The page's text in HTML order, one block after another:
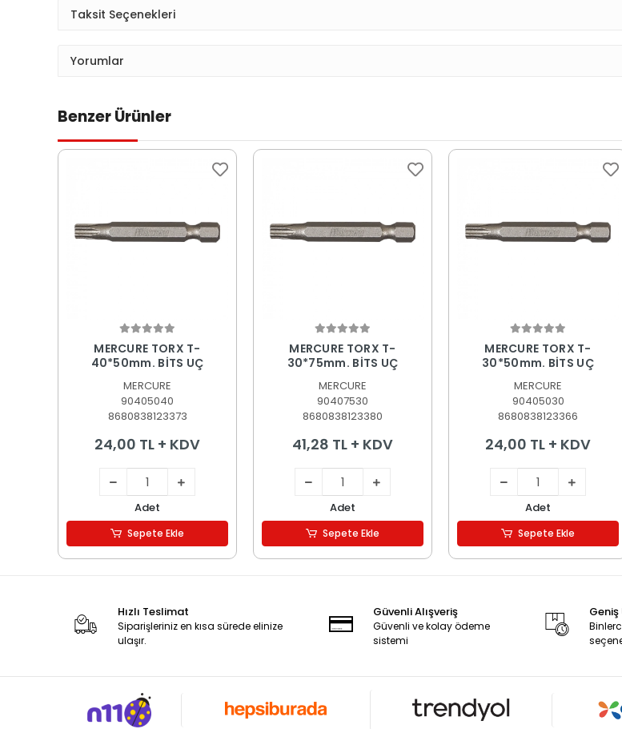
Taksit Seçenekleri
Yorumlar
Benzer Ürünler
MERCURE TORX T-
40*50mm. BİTS UÇ
MERCURE
90405040
8680838123373
24,00 TL + KDV
Adet
Sepete Ekle
MERCURE TORX T-
30*75mm. BİTS UÇ
MERCURE
90407530
8680838123380
41,28 TL + KDV
Adet
Sepete Ekle
MERCURE TORX T-
30*50mm. BİTS UÇ
MERCURE
90405030
8680838123366
24,00 TL + KDV
Adet
Sepete Ekle
Hızlı Teslimat
Siparişleriniz en kısa sürede elinize
ulaşır.
Güvenli Alışveriş
Güvenli ve kolay ödeme
sistemi